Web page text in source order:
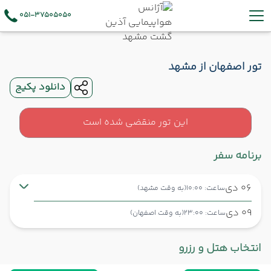
051-37505050
تور اصفهان از مشهد
دانلود پکیج
این تور منقضی شده است
برنامه سفر
06 دی ساعت: 10:00 (به وقت مشهد)
09 دی ساعت: 23:00 (به وقت اصفهان)
شروع سفر مشهد ,
انتخاب هتل و رزرو